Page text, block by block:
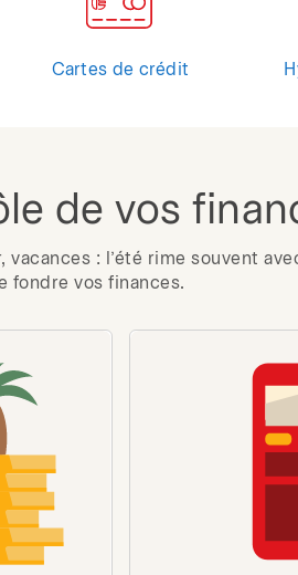
Cartes de crédit
de vos
vacances : l’été rime souvent
fondre vos finances.